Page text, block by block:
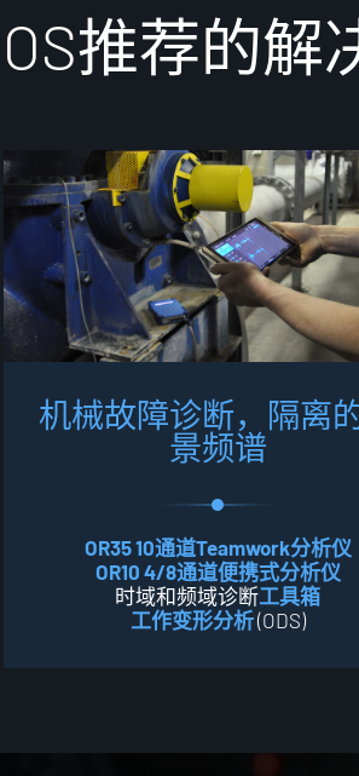
OS推荐的解
机械故障诊断， 隔离
景频谱
OR35 10通道Teamwork分析仪
OR10 4/8通道便携式分析仪
时域和频域诊断工具箱
工作变形分析(ODS)